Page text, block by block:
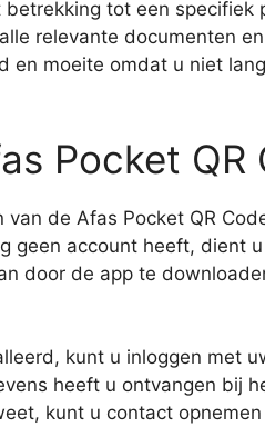
tot een specifiek
relevante documenten
en moeite omdat u niet
Pocket QR
van de Afas Pocket QR
geen account heeft, dient
door de app te
kunt u inloggen met
heeft u ontvangen bij
kunt u contact